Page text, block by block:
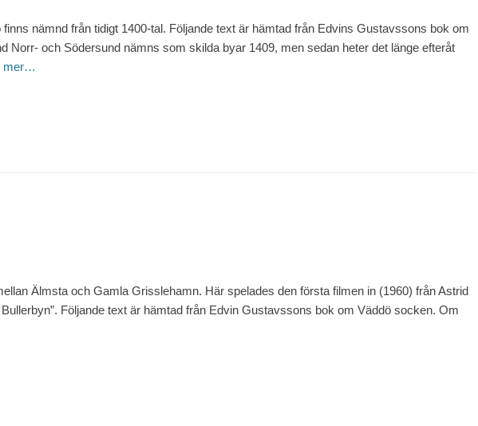
nämnd från tidigt 1400-tal. Följande text är hämtad från Edvins Gustavssons bok om
Norr- och Södersund nämns som skilda byar 1409, men sedan heter det länge efteråt
mer…
Älmsta och Gamla Grisslehamn. Här spelades den första filmen in (1960) från Astrid
Följande text är hämtad från Edvin Gustavssons bok om Väddö socken. Om